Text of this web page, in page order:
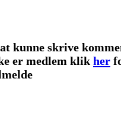
kunne skrive
er medlem klik her